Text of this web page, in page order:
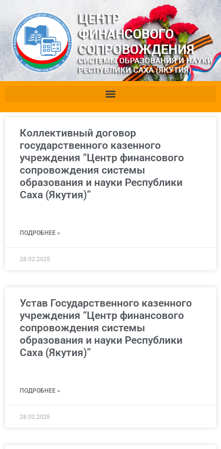
Коллективный договор
государственного казенного
учреждения “Центр финансового
сопровождения системы
образования и науки Республики
Саха (Якутия)”
ПОДРОБНЕЕ »
28.02.2025
Устав Государственного казенного
учреждения “Центр финансового
сопровождения системы
образования и науки Республики
Саха (Якутия)”
ПОДРОБНЕЕ »
28.02.2025